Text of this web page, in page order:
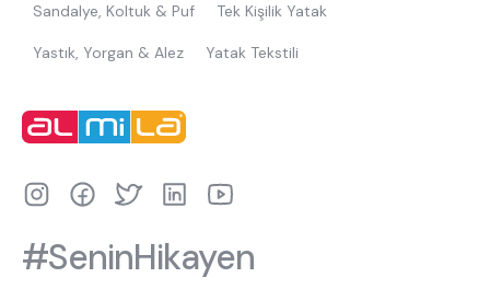
Sandalye, Koltuk & Puf Tek Kişilik Yatak
Yastık, Yorgan & Alez Yatak Tekstili
#SeninHikayen